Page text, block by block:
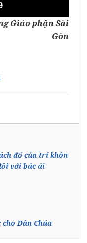
Giáo phận Sài
Gòn
đố của trí khôn
với bác ái
cho Dân Chúa